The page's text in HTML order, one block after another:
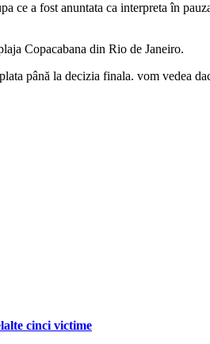
ce a fost anuntata ca interpreta în
Copacabana din Rio de Janeiro.
până la decizia finala. vom vedea
cinci victime